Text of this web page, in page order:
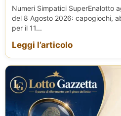
Numeri Simpatici SuperEnalotto
del 8 Agosto 2026: capogiochi,
per il 11...
Leggi l’articolo